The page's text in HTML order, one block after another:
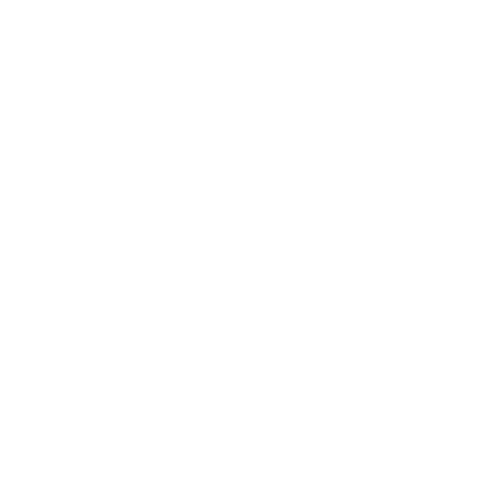
REMPLACER POUR CHERCHER LES MOTS